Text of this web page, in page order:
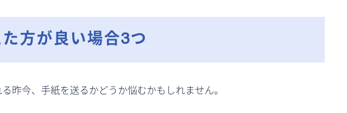
方が良い場合3つ
昨今、手紙を送るかどうか悩むかもしれません。